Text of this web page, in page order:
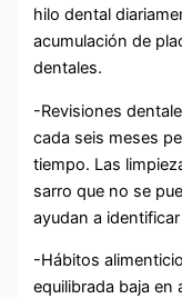
hilo dental
acumulación de
dentales.
-Revisiones
cada seis meses
tiempo. Las
sarro que no se
ayudan a
-Hábitos
equilibrada baja en